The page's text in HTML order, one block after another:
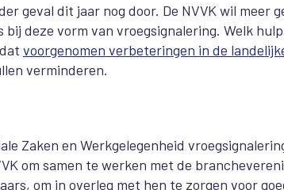
geval dit jaar nog door. De NVVK wil meer
deze vorm van vroegsignalering. Welk
voorgenomen verbeteringen in de
verminderen.
Zaken en Werkgelegenheid
om samen te werken met de
om in overleg met hen te zorgen voor